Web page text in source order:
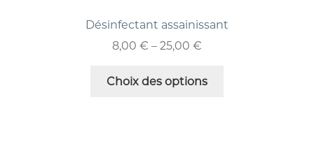
Désinfectant assainissant
8,00 € – 25,00 €
Choix des options